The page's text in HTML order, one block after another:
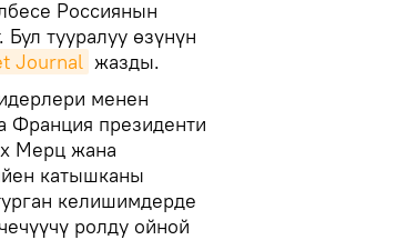
Россиянын
тууралуу өзүнүн
Journal жазды.
менен
Франция президенти
Мерц жана
катышканы
келишимдерде
ролду ойной